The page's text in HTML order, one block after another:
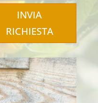
INVIA
RICHIESTA